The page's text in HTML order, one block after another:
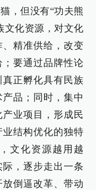
，但没有“功夫熊
文化资源，对文化
精准供给，改变
要通过品牌性论
正孵化具有民族
品；同时，集中
业项目，形成民
结构优化的独特
文化资源越用越
，逐步走出一条
倒逼改革、带动